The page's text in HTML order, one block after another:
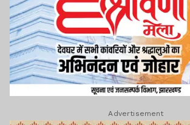
Advertisement